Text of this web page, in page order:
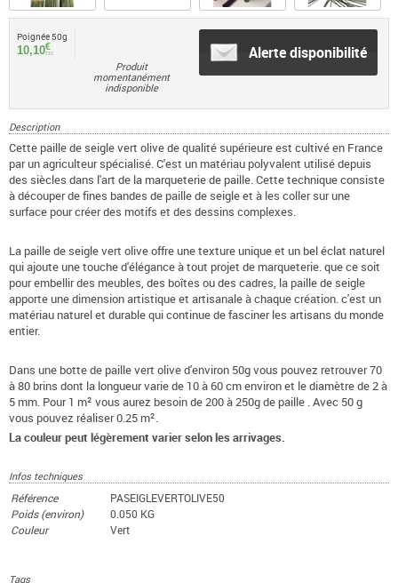
Poignée 50g
10,10€
TTC Alerte disponibilité
Produit
momentanément
indisponible
Description
Cette paille de seigle vert olive de qualité supérieure est cultivé en France
par un agriculteur spécialisé. C'est un matériau polyvalent utilisé depuis
des siècles dans l'art de la marqueterie de paille. Cette technique consiste
à découper de fines bandes de paille de seigle et à les coller sur une
surface pour créer des motifs et des dessins complexes.
La paille de seigle vert olive offre une texture unique et un bel éclat naturel
qui ajoute une touche d'élégance à tout projet de marqueterie. que ce soit
pour embellir des meubles, des boîtes ou des cadres, la paille de seigle
apporte une dimension artistique et artisanale à chaque création. c'est un
matériau naturel et durable qui continue de fasciner les artisans du monde
entier.
Dans une botte de paille vert olive d'environ 50g vous pouvez retrouver 70
à 80 brins dont la longueur varie de 10 à 60 cm environ et le diamètre de 2 à
5 mm. Pour 1 m² vous aurez besoin de 200 à 250g de paille . Avec 50 g
vous pouvez réaliser 0.25 m².
La couleur peut légèrement varier selon les arrivages.
Infos techniques
Référence
PASEIGLEVERTOLIVE50
Poids (environ)
0.050 KG
Couleur
Vert
Tags